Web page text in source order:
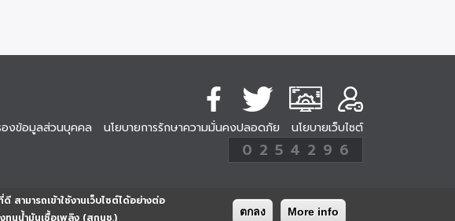
สามารถเข้าใช้งานเว็บไซต์ได้อย่างต่อ
ทุนน้ำมันเชื้อเพลิง (สกนช.)
ตกลง More info
องข้อมูลส่วนบุคคล นโยบายการรักษาความมั่นคงปลอดภัย นโยบายเว็บไซต์
254296
ครั้ง
0 2 5 4 2 9 6